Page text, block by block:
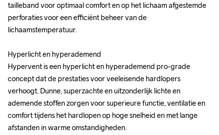
tailleband voor optimaal comfort en op het lichaam afgestemde
perforaties voor een efficiënt beheer van de
lichaamstemperatuur.
Hyperlicht en hyperademend
Hypervent is een hyperlicht en hyperademend pro-grade
concept dat de prestaties voor veeleisende hardlopers
verhoogt. Dunne, superzachte en uitzonderlijk lichte en
ademende stoffen zorgen voor superieure functie, ventilatie en
comfort tijdens het hardlopen op hoge snelheid en met lange
afstanden in warme omstandigheden.
tailleband voor optimaal comfort en op het lichaam afgestemde
perforaties voor een efficiënt beheer van de
lichaamstemperatuur.
Hyperlicht en hyperademend
Hypervent is een hyperlicht en hyperademend pro-grade
concept dat de prestaties voor veeleisende hardlopers
verhoogt. Dunne, superzachte en uitzonderlijk lichte en
ademende stoffen zorgen voor superieure functie, ventilatie en
comfort tijdens het hardlopen op hoge snelheid en met lange
afstanden in warme omstandigheden.